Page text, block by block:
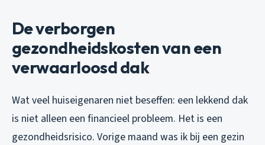
De verborgen
gezondheidskosten van een
verwaarloosd dak
Wat veel huiseigenaren niet beseffen: een lekkend dak
is niet alleen een financieel probleem. Het is een
gezondheidsrisico. Vorige maand was ik bij een gezin